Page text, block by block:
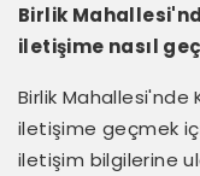
Birlik
iletişime nasıl
Birlik
iletişime geçmek
iletişim bilgilerine